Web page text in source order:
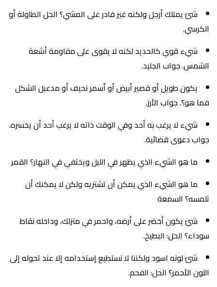
شئ يمتلك أرجل ولكنه غير قادر على المشي؟ الحل الطاولة أو
الكرسي.
شيء قوي كالحديد لكنه لا يقوى على مقاومة أشعة
الشمس. جواب الجليد.
يكون طويل أو قصير أبيض أو أسمر نحيف أو مدعبل الشكل
فما هو؟. جواب الأرز.
شيء لا يرغب به أحد وفي الوقت ذاته لا يرغب أحد أن يخسره.
جواب دعوى قضائية.
ما هو الشيء الذي يظهر في الليل ويختفي في النهار؟ القمر
ما هو الشيء الذي يمكن أن تشتريه ولكن لا يمكنك أن
تلمسه؟ السمعة
شئ يكون أخضر على أرضه، واحمر في منزلك، وداخله نقاط
سوداء؟ الحل: البطيخ.
شئ لونه اسود ولكننا لا نستطيع إستخدامه إلا عند تحوله إلى
اللون الأحمر؟ الحل: الفحم.